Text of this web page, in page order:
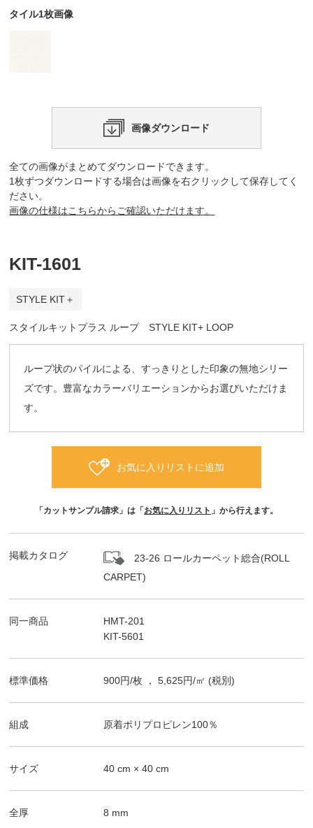
タイル1枚画像
画像ダウンロード
全ての画像がまとめてダウンロードできます。
1枚ずつダウンロードする場合は画像を右クリックして保存してく
ださい。
画像の仕様はこちらからご確認いただけます。
KIT-1601
STYLE KIT＋
スタイルキットプラス ループ STYLE KIT+ LOOP
ループ状のパイルによる、すっきりとした印象の無地シリー
ズです。豊富なカラーバリエーションからお選びいただけま
す。
お気に入りリストに追加
「カットサンプル請求」は「 お気に入りリスト 」から行えます。
掲載カタログ
23-26 ロールカーペット総合(ROLL
CARPET)
同一商品
HMT-201
KIT-5601
標準価格 900円/枚 ，5,625円/㎡ (税別)
組成 原着ポリプロピレン100％
サイズ 40 cm ×40 cm
全厚 8 mm